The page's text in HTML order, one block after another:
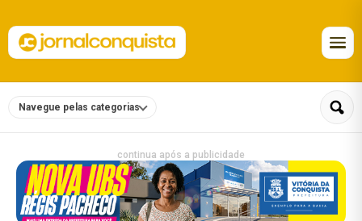
Navegue pelas categorias
continua após a publicidade